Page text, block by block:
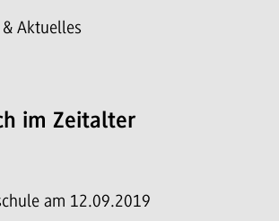
Aktuelles
im Zeitalter
am 12.09.2019